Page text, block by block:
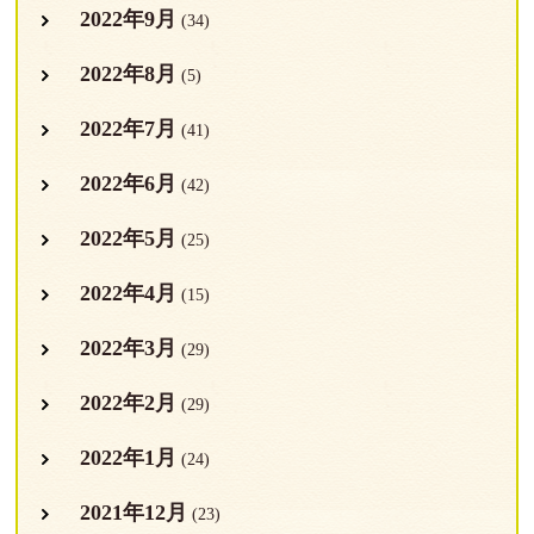
2022年9月 (34)
2022年8月 (5)
2022年7月 (41)
2022年6月 (42)
2022年5月 (25)
2022年4月 (15)
2022年3月 (29)
2022年2月 (29)
2022年1月 (24)
2021年12月 (23)